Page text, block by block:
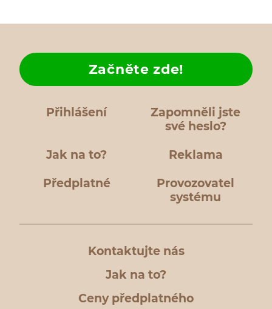
Přihlášení
Zapomněli jste
své heslo?
Jak na to?
Začněte zde!
Reklama
Předplatné
Provozovatel
systému
Kontaktujte nás
Jak na to?
Ceny předplatného